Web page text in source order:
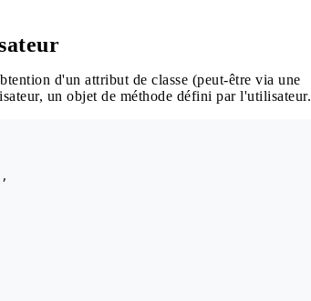
d'un attribut de classe (peut-être via une
un objet de méthode défini par l'utilisateur.